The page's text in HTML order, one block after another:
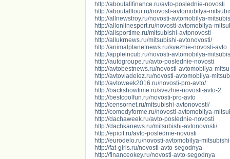
http://aboutallfinance.ru/avto-poslednie-novosti
http://aboutalltour.ru/novosti-avtomobilya-
http://allnewstroy.ru/novosti-avtomobilya-
http://allonlinesport.ru/novosti-avtomobilya-
http://allsportime.ru/mitsubishi-avtonovosti
http://allukrnews.ru/mitsubishi-avtonovosti/
http://animalplanetnews.ru/svezhie-novosti-avto
http://appleincub.ru/novosti-avtomobilya-
http://autogroupe.ru/avto-poslednie-novosti
http://avtobestnews.ru/novosti-avtomobilya-
http://avtovladelez.ru/novosti-avtomobilya-
http://avtoweek2016.ru/novosti-pro-avto/
http://backshowtime.ru/svezhie-novosti-avto-2
http://bestcoolfun.ru/novosti-pro-avto
http://censornet.ru/mitsubishi-avtonovosti/
http://comedyforme.ru/novosti-avtomobilya-
http://dachaweek.ru/avto-poslednie-novosti
http://dachkanews.ru/mitsubishi-avtonovosti/
http://epicit.ru/avto-poslednie-novosti
http://eurodelo.ru/novosti-avtomobilya-
http://fat-girls.ru/novosti-avto-segodnya
http://financeokey.ru/novosti-avto-segodnya